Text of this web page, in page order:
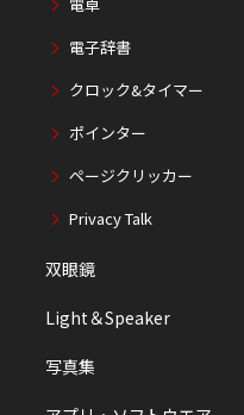
電子辞書
クロック&タイマー
ポインター
ページクリッカー
Privacy Talk
双眼鏡
Light＆Speaker
写真集